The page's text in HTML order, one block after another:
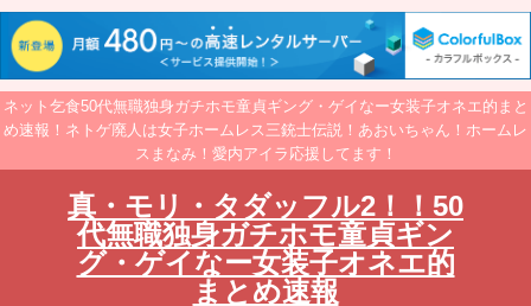
ネット乞食50代無職独身ガチホモ童貞ギング・ゲイなー女装子オネエ的まと
め速報！ネトゲ廃人は女子ホームレス三銃士伝説！あおいちゃん！ホームレ
スまなみ！愛内アイラ応援してます！
真・モリ・タダッフル2！！50
代無職独身ガチホモ童貞ギン
グ・ゲイなー女装子オネエ的
まとめ速報